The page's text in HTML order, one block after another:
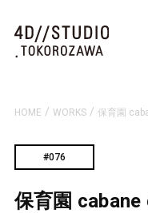
HOME / WORKS / 保育園
#076
保育園